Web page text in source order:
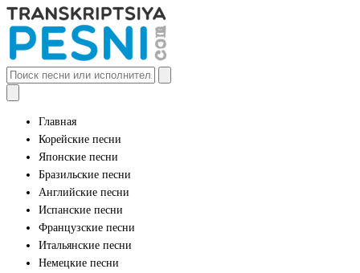
Главная
Корейские песни
Японские песни
Бразильские песни
Английские песни
Испанские песни
Французские песни
Итальянские песни
Немецкие песни